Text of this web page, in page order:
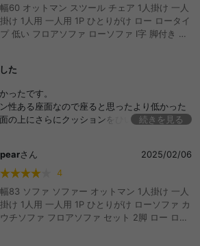
幅60 オットマン スツール チェア 1人掛け 一人
掛け 1人用 一人用 1P ひとりがけ ロー ロータイ
プ 低い フロアソファ ローソファ I字 脚付き コ
た
ったです。
性ある座面なので座ると思ったより低かった
の上にさらにクッションをひいています。
。壁につけて、背もたれ椅子のように使って
続きを見る
pearさん
2025/02/06
4
幅83 ソファ ソファー オットマン 1人掛け 一人
掛け 1人用 一人用 1P ひとりがけ ローソファ カ
ウチソファ フロアソファ セット 2脚 ロー ロー